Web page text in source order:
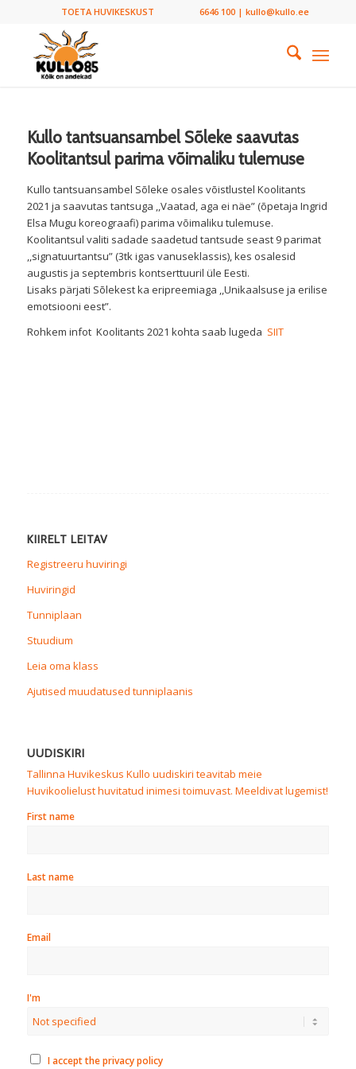
TOETA HUVIKESKUST 6646 100 | kullo@kullo.ee
Kullo tantsuansambel Sõleke saavutas
Koolitantsul parima võimaliku tulemuse
Kullo tantsuansambel Sõleke osales võistlustel Koolitants
2021 ja saavutas tantsuga ,,Vaatad, aga ei näe” (õpetaja Ingrid
Elsa Mugu koreograafi) parima võimaliku tulemuse.
Koolitantsul valiti sadade saadetud tantsude seast 9 parimat
,,signatuurtantsu” (3tk igas vanuseklassis), kes osalesid
augustis ja septembris kontserttuuril üle Eesti.
Lisaks pärjati Sõlekest ka eripreemiaga ,,Unikaalsuse ja erilise
emotsiooni eest”.
Rohkem infot Koolitants 2021 kohta saab lugeda SIIT
KIIRELT LEITAV
Registreeru huviringi
Huviringid
Tunniplaan
Stuudium
Leia oma klass
Ajutised muudatused tunniplaanis
UUDISKIRI
Tallinna Huvikeskus Kullo uudiskiri teavitab meie
Huvikoolielust huvitatud inimesi toimuvast. Meeldivat lugemist!
First name
Last name
Email
I'm
I accept the privacy policy